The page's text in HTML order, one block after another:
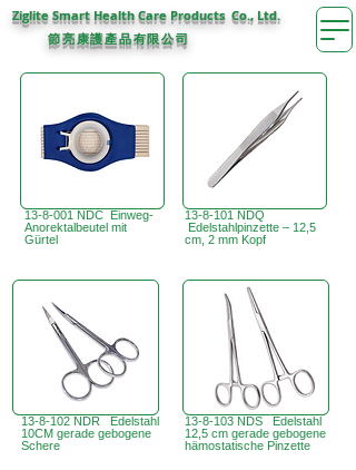
Ziglite Smart Health Care Products Co., Ltd.
節亮康護產品有限公司
13-8-001 NDC Einweg-
Anorektalbeutel mit
Gürtel
13-8-101 NDQ
Edelstahlpinzette – 12,5
cm, 2 mm Kopf
13-8-102 NDR Edelstahl
10CM gerade gebogene
Schere
13-8-103 NDS Edelstahl
12,5 cm gerade gebogene
hämostatische Pinzette